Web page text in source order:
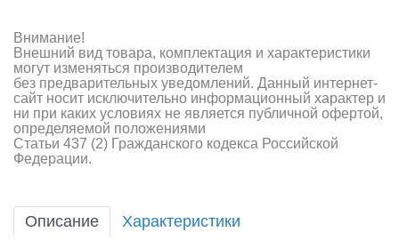
Зарядные устройства и блоки питания
Двигатели
Технические жидкости
Инструмент,измерительные приборы,расходники
Внимание!
Внешний вид товара, комплектация и характеристики
могут изменяться производителем
без предварительных уведомлений. Данный интернет-
сайт носит исключительно информационный характер и
ни при каких условиях не является публичной офертой,
определяемой положениями
Статьи 437 (2) Гражданского кодекса Российской
Федерации.
Описание
Характеристики